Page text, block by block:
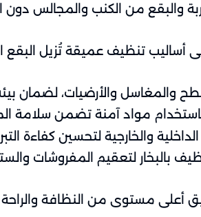
والبقع من الكنب والمجالس دون
تنظيف عميقة تُزيل البقع
والمغاسل والأرضيات، لضمان
مواد آمنة تضمن سلامة
والخارجية لتحسين كفاءة
بالبخار لتعقيم المفروشات
مستوى من النظافة والراحة